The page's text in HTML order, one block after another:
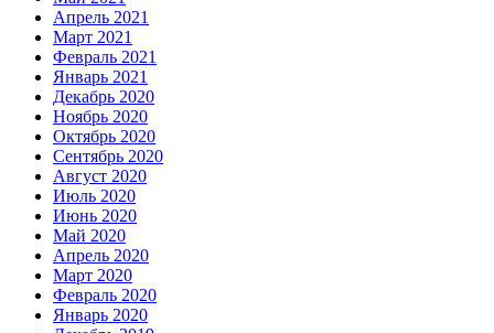
Апрель 2021
Март 2021
Февраль 2021
Январь 2021
Декабрь 2020
Ноябрь 2020
Октябрь 2020
Сентябрь 2020
Август 2020
Июль 2020
Июнь 2020
Май 2020
Апрель 2020
Март 2020
Февраль 2020
Январь 2020